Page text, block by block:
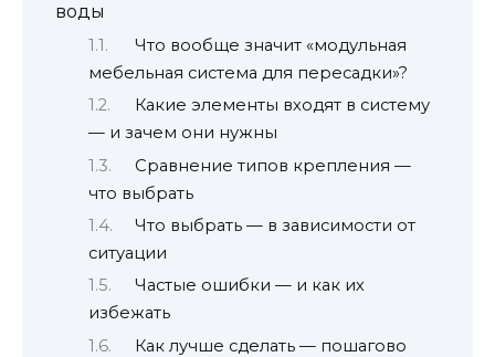
воды
Что вообще значит «модульная
мебельная система для пересадки»?
Какие элементы входят в систему
— и зачем они нужны
Сравнение типов крепления —
что выбрать
Что выбрать — в зависимости от
ситуации
Частые ошибки — и как их
избежать
Как лучше сделать — пошагово